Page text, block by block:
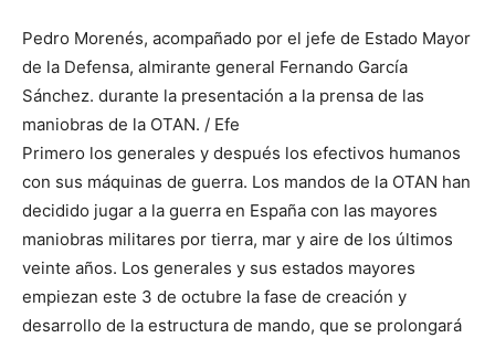
Pedro Morenés, acompañado por el jefe de Estado Mayor
de la Defensa, almirante general Fernando García
Sánchez. durante la presentación a la prensa de las
maniobras de la OTAN. / Efe
Primero los generales y después los efectivos humanos
con sus máquinas de guerra. Los mandos de la OTAN han
decidido jugar a la guerra en España con las mayores
maniobras militares por tierra, mar y aire de los últimos
veinte años. Los generales y sus estados mayores
empiezan este 3 de octubre la fase de creación y
desarrollo de la estructura de mando, que se prolongará